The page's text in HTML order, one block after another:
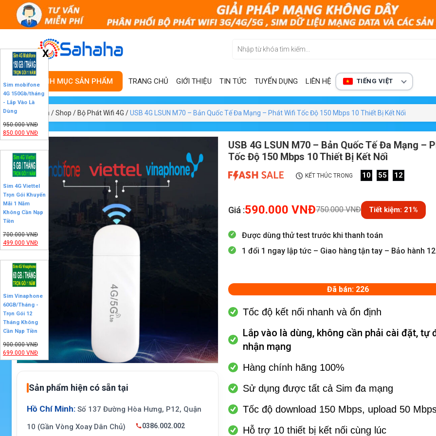
DANH MỤC SẢN PHẨM TRANG CHỦ GIỚI THIỆU TIN TỨC TUYỂN DỤNG LIÊN HỆ TIẾNG VIỆT
Trang chủ /Shop / Bộ Phát Wifi 4G /USB 4G LSUN M70 – Bản Quốc Tế Đa Mạng – Phát Wifi Tốc Độ 150 Mbps 10 Thiết Bị Kết Nối
SALE
21%
Sản phẩm hiện có sẵn tại
Hồ Chí Minh: Số 137 Đường Hòa Hưng, P12, Quận
10 (Gần Vòng Xoay Dân Chủ)
0386.002.002
USB 4G LSUN M70 – Bản Quốc Tế Đa Mạng –
Tốc Độ 150 Mbps 10 Thiết Bị Kết Nối
KẾT THÚC TRONG 10 55 10
Giá :590.000VNĐ750.000VNĐ Tiết kiệm: 21%
Được dùng thử test trước khi thanh toán
1 đổi 1 ngay lập tức – Giao hàng tận tay – Bảo hành
Đã bán: 226
Tốc độ kết nối nhanh và ổn định
Lắp vào là dùng, không cần phải cài đặt, tự
nhận mạng
Hàng chính hãng 100%
Sử dụng được tất cả Sim đa mạng
Tốc độ download 150 Mbps, upload 50
Hỗ trợ 10 thiết bị kết nối cùng lúc
X
Sim mobifone
4G 150Gb/tháng
- Lắp Vào Là
Dùng
950.000VNĐ
850.000 VNĐ
Sim 4G Viettel
Trọn Gói Khuyến
Mãi 1 Năm
Không Cần Nạp
Tiền
700.000VNĐ
499.000 VNĐ
Sim Vinaphone
60GB/Tháng -
Trọn Gói 12
Tháng Không
Cần Nạp Tiền
900.000VNĐ
699.000 VNĐ